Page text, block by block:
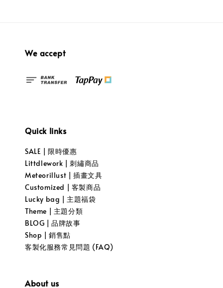
We accept
Quick links
SALE | 限時優惠
Littdlework | 刺繡商品
Meteorillust | 插畫文具
Customized | 客製商品
Lucky bag | 主題福袋
Theme | 主題分類
BLOG | 品牌故事
Shop | 銷售點
客製化服務常見問題 (FAQ)
About us